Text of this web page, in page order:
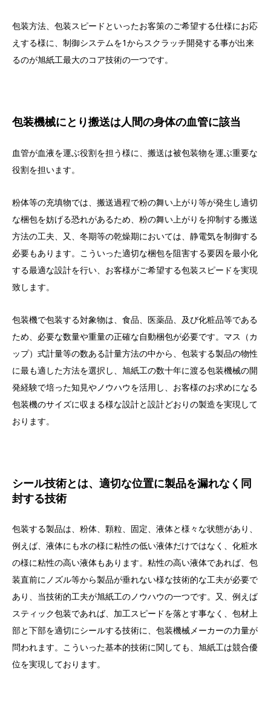
包装方法、包装スピードといったお客策のご希望する仕様にお応
えする様に、制御システムを1からスクラッチ開発する事が出来
るのが旭紙工最大のコア技術の一つです。
包装機械にとり搬送は人間の身体の血管に該当
血管が血液を運ぶ役割を担う様に、搬送は被包装物を運ぶ重要な
役割を担います。
粉体等の充填物では、搬送過程で粉の舞い上がり等が発生し適切
な梱包を妨げる恐れがあるため、粉の舞い上がりを抑制する搬送
方法の工夫、又、冬期等の乾燥期においては、静電気を制御する
必要もあります。こういった適切な梱包を阻害する要因を最小化
する最適な設計を行い、お客様がご希望する包装スピードを実現
致します。
包装機で包装する対象物は、食品、医薬品、及び化粧品等である
ため、必要な数量や重量の正確な自動梱包が必要です。マス（カ
ップ）式計量等の数ある計量方法の中から、包装する製品の物性
に最も適した方法を選択し、旭紙工の数十年に渡る包装機械の開
発経験で培った知見やノウハウを活用し、お客様のお求めになる
包装機のサイズに収まる様な設計と設計どおりの製造を実現して
おります。
シール技術とは、適切な位置に製品を漏れなく同
封する技術
包装する製品は、粉体、顆粒、固定、液体と様々な状態があり、
例えば、液体にも水の様に粘性の低い液体だけではなく、化粧水
の様に粘性の高い液体もあります。粘性の高い液体であれば、包
装直前にノズル等から製品が垂れない様な技術的な工夫が必要で
あり、当技術的工夫が旭紙工のノウハウの一つです。又、例えば
スティック包装であれば、加工スピードを落とす事なく、包材上
部と下部を適切にシールする技術に、包装機械メーカーの力量が
問われます。こういった基本的技術に関しても、旭紙工は競合優
位を実現しております。